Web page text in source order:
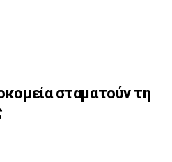
σταματούν τη